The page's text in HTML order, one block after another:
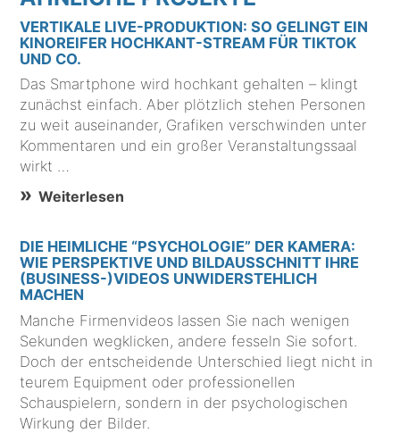
VERTIKALE LIVE-PRODUKTION: SO GELINGT EIN
KINOREIFER HOCHKANT-STREAM FÜR TIKTOK
UND CO.
Das Smartphone wird hochkant gehalten – klingt
zunächst einfach. Aber plötzlich stehen Personen
zu weit auseinander, Grafiken verschwinden unter
Kommentaren und ein großer Veranstaltungssaal
wirkt …
Weiterlesen
DIE HEIMLICHE “PSYCHOLOGIE” DER KAMERA:
WIE PERSPEKTIVE UND BILDAUSSCHNITT IHRE
(BUSINESS-)VIDEOS UNWIDERSTEHLICH
MACHEN
Manche Firmenvideos lassen Sie nach wenigen
Sekunden wegklicken, andere fesseln Sie sofort.
Doch der entscheidende Unterschied liegt nicht in
teurem Equipment oder professionellen
Schauspielern, sondern in der psychologischen
Wirkung der Bilder.